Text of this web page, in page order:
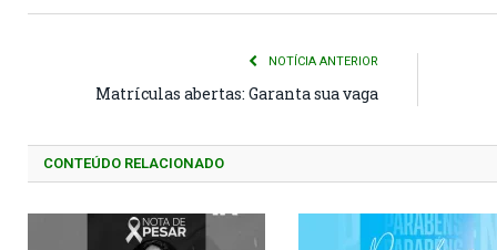
NOTÍCIA ANTERIOR
Matrículas abertas: Garanta sua vaga
CONTEÚDO RELACIONADO